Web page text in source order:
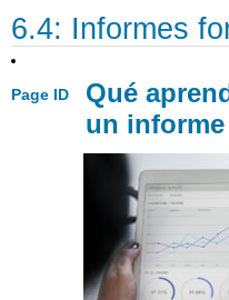
6.4: Informes
Page ID
Qué
un